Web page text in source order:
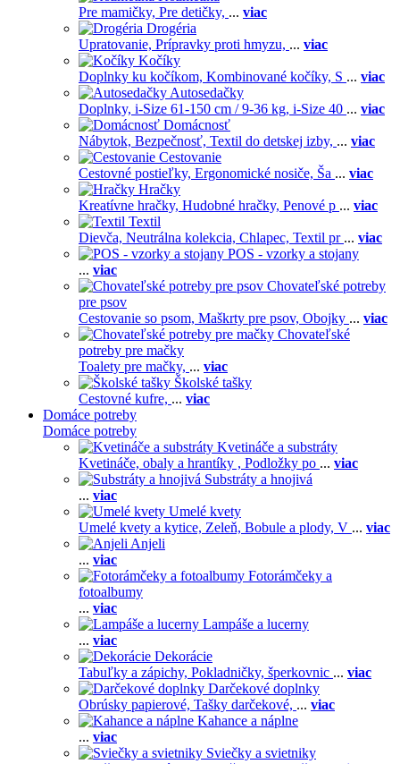
Pre mamičky, Pre detičky, ... viac
Drogéria
Upratovanie, Prípravky proti hmyzu, ... viac
Kočíky
Doplnky ku kočíkom, Kombinované kočíky, S ... viac
Autosedačky
Doplnky, i-Size 61-150 cm / 9-36 kg, i-Size 40 ... viac
Domácnosť
Nábytok, Bezpečnosť, Textil do detskej izby, ... viac
Cestovanie
Cestovné postieľky, Ergonomické nosiče, Ša ... viac
Hračky
Kreatívne hračky, Hudobné hračky, Penové p ... viac
Textil
Dievča, Neutrálna kolekcia, Chlapec, Textil pr ... viac
POS - vzorky a stojany
... viac
Chovateľské potreby
pre psov
Cestovanie so psom, Maškrty pre psov, Obojky ... viac
Chovateľské
potreby pre mačky
Toalety pre mačky, ... viac
Školské tašky
Cestovné kufre, ... viac
Domáce potreby
Domáce potreby
Kvetináče a substráty
Kvetináče, obaly a hrantíky , Podložky po ... viac
Substráty a hnojivá
... viac
Umelé kvety
Umelé kvety a kytice, Zeleň, Bobule a plody, V ... viac
Anjeli
... viac
Fotorámčeky a
fotoalbumy
... viac
Lampáše a lucerny
... viac
Dekorácie
Tabuľky a zápichy, Pokladničky, šperkovnic ... viac
Darčekové doplnky
Obrúsky papierové, Tašky darčekové, ... viac
Kahance a náplne
... viac
Sviečky a svietniky